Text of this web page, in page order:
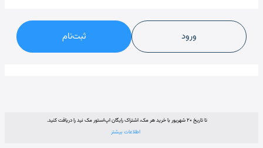
ورود ثبت‌نام
تا تاریخ ۲۰ شهریور با خرید هر مک، اشتراک رایگان اپ‌استور مک نید را دریافت کنید.
اطلاعات بیشتر